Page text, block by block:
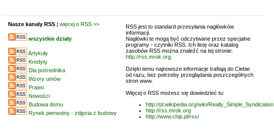
RSS jest to standard przesyłania nagłówków
informacji.
Nagłówki te mogą być odczytwane przez specjalne
programy - czytniki RSS. Ich listę oraz katalog
zasobów RSS można znaleźć na tej stronie:
http://rss.mrok.org
Dzięki temu najnowsze informacje trafiają do Ciebie
od razu, bez potrzeby przeglądania poszczególnych
stron www.
Więcej o RSS możesz się dowiedzieć tu:
http://pl.wikipedia.org/wiki/Really_Simple_Syndication
http://rss.mrok.org
http://www.chip.pl/rss/
Nasze kanały RSS | więcej o RSS >>
wszystkie działy
Artykuły
Kredyty
Dla pośrednika
Wzory umów
Prawo
Nowości
Budowa domu
Rynek pierwotny - zdjęcia z budowy